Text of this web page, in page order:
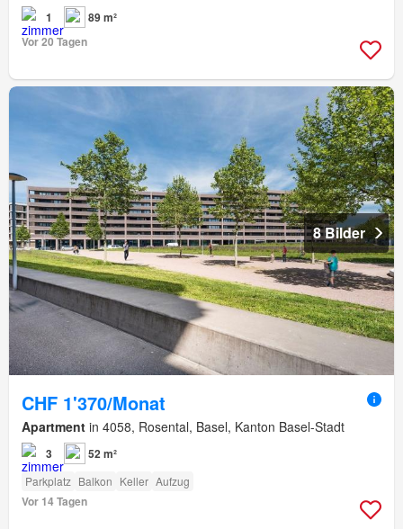
1
89 m²
Vor 20 Tagen
8 Bilder
CHF 1'370/Monat
Apartment in 4058, Rosental, Basel, Kanton Basel-Stadt
3 52 m²
Parkplatz Balkon Keller Aufzug
Vor 14 Tagen